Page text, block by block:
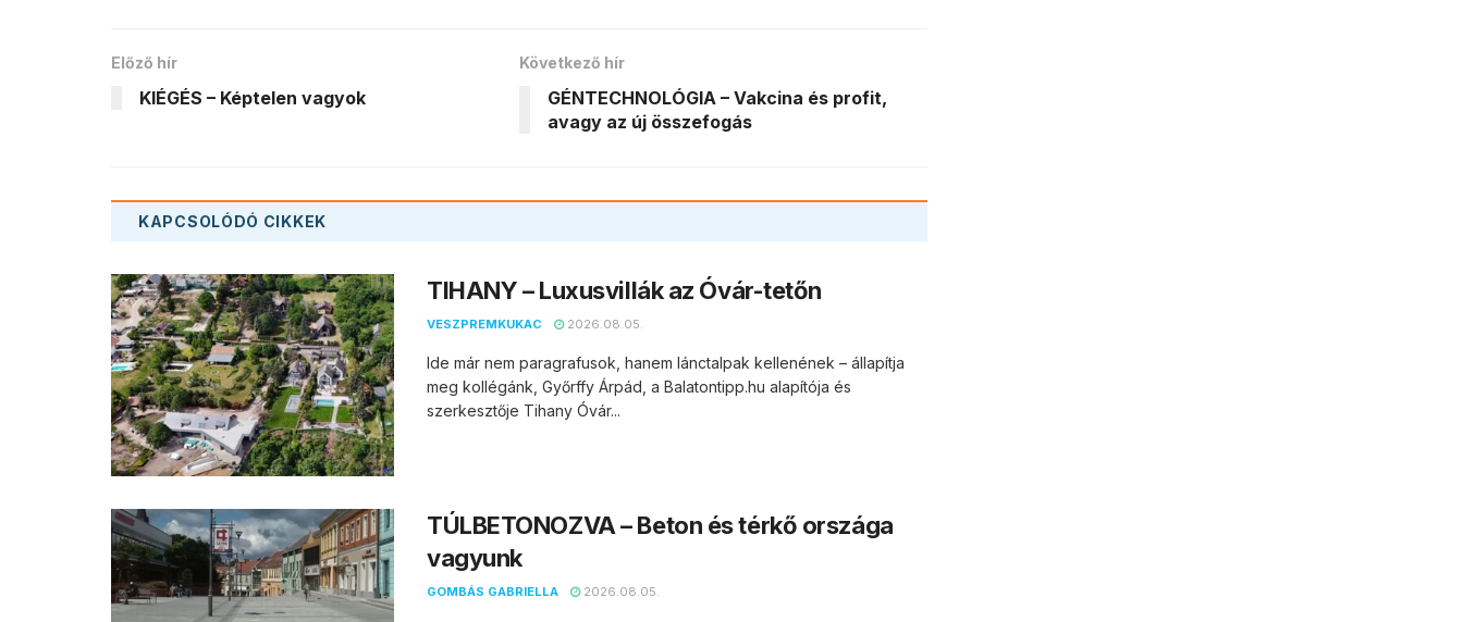
Előző hír
KIÉGÉS – Képtelen vagyok
Következő hír
GÉNTECHNOLÓGIA – Vakcina és profit,
avagy az új összefogás
KAPCSOLÓDÓ CIKKEK
TIHANY – Luxusvillák az Óvár-tetőn
VESZPREMKUKAC 2026.08.05.
Ide már nem paragrafusok, hanem lánctalpak kellenének – állapítja
meg kollégánk, Győrffy Árpád, a Balatontipp.hu alapítója és
szerkesztője Tihany Óvár...
TÚLBETONOZVA – Beton és térkő országa
vagyunk
GOMBÁS GABRIELLA 2026.08.05.